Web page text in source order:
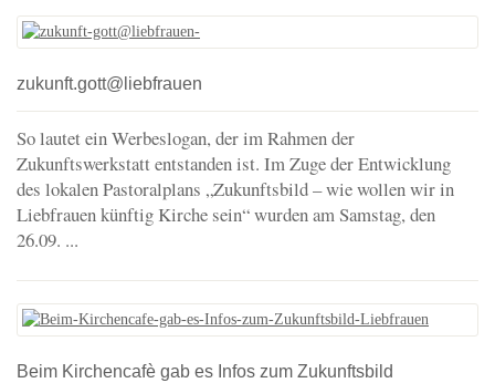
zukunft.gott@liebfrauen
So lautet ein Werbeslogan, der im Rahmen der
Zukunftswerkstatt entstanden ist. Im Zuge der Entwicklung
des lokalen Pastoralplans „Zukunftsbild – wie wollen wir in
Liebfrauen künftig Kirche sein“ wurden am Samstag, den
26.09. ...
Beim Kirchencafè gab es Infos zum Zukunftsbild